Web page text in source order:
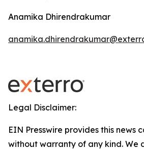
Anamika Dhirendrakumar
Legal Disclaimer:
EIN Presswire provides this news
without warranty of any kind. We